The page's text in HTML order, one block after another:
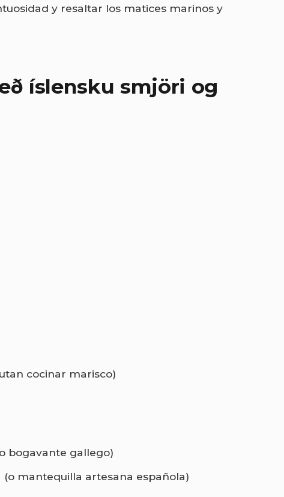
y resaltar los matices marinos y
íslensku smjöri og
cocinar marisco)
bogavante gallego)
mantequilla artesana española)